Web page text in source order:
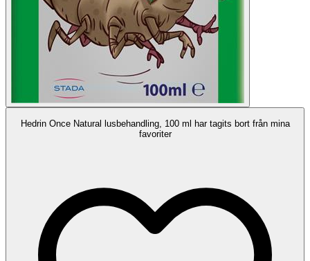
Hedrin Once Natural lusbehandling, 100 ml har tagits bort från mina
favoriter